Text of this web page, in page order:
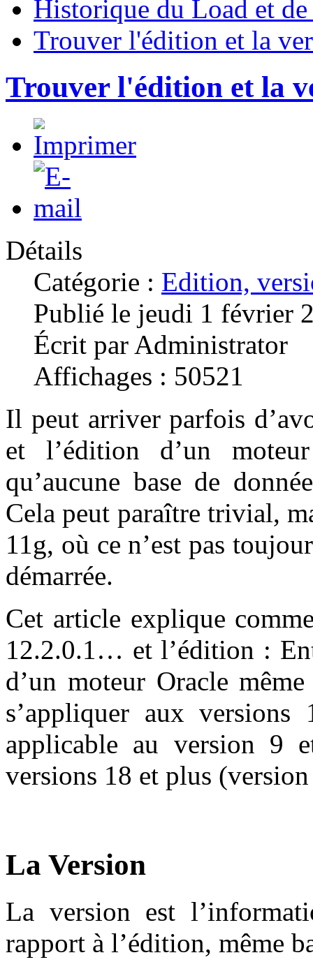
Historique du Load et
Trouver l'édition et la
Trouver l'édition et la
Détails
Catégorie : Edition,
Publié le jeudi 1 février
Écrit par Administrator
Affichages : 50521
Il peut arriver parfois
et l’édition d’un
qu’aucune base de
Cela peut paraître trivial,
11g, où ce n’est pas
démarrée.
Cet article explique
12.2.0.1… et l’édition :
d’un moteur Oracle
s’appliquer aux
applicable au version 9
versions 18 et plus
La Version
La version est
rapport à l’édition, même